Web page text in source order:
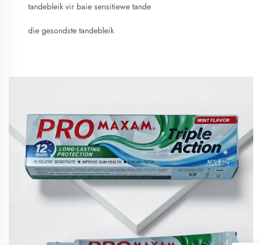
tandebleik vir baie sensitiewe tande
die gesondste tandebleik